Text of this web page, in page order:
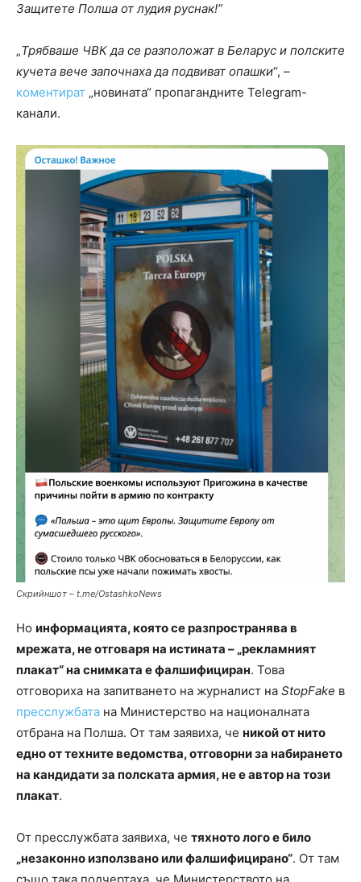
Защитете Полша от лудия руснак!”
„Трябваше ЧВК да се разположат в Беларус и полските
кучета вече започнаха да подвиват опашки“, –
коментират „новината“ пропагандните Telegram-
канали.
Скрийншот – t.me/OstashkoNews
Но информацията, която се разпространява в
мрежата, не отговаря на истината – „рекламният
плакат“ на снимката е фалшифициран. Това
отговориха на запитването на журналист на StopFake в
пресслужбата на Министерство на националната
отбрана на Полша. От там заявиха, че никой от нито
едно от техните ведомства, отговорни за набирането
на кандидати за полската армия, не е автор на този
плакат.
От пресслужбата заявиха, че тяхното лого е било
„незаконно използвано или фалшифицирано“. От там